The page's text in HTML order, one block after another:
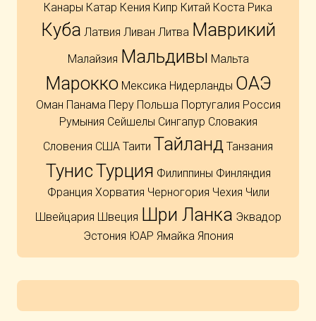
Канары Катар Кения Кипр Китай Коста Рика
Куба Латвия Ливан Литва Маврикий
Малайзия Мальдивы Мальта
Марокко Мексика Нидерланды ОАЭ
Оман Панама Перу Польша Португалия Россия
Румыния Сейшелы Сингапур Словакия
Словения США Таити Тайланд Танзания
ТунисТурция Филиппины Финляндия
Франция Хорватия Черногория Чехия Чили
Швейцария Швеция Шри Ланка Эквадор
Эстония ЮАР Ямайка Япония